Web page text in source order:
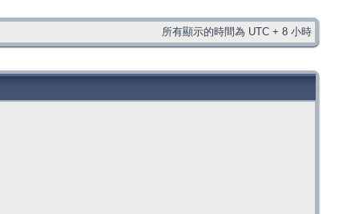
所有顯示的時間為 UTC + 8 小時